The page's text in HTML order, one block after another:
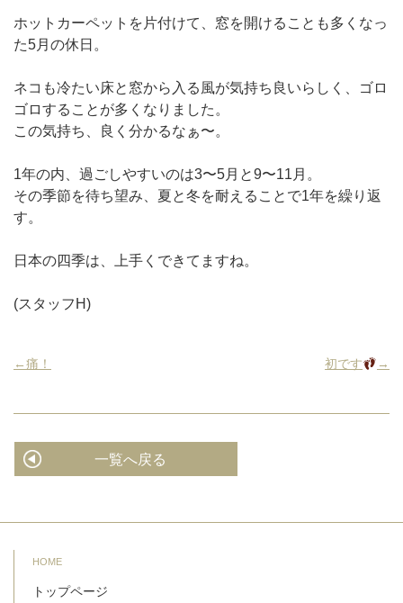
ホットカーペットを片付けて、窓を開けることも多くなっ
た5月の休日。
ネコも冷たい床と窓から入る風が気持ち良いらしく、ゴロ
ゴロすることが多くなりました。
この気持ち、良く分かるなぁ〜。
1年の内、過ごしやすいのは3〜5月と9〜11月。
その季節を待ち望み、夏と冬を耐えることで1年を繰り返
す。
日本の四季は、上手くできてますね。
(スタッフH)
←痛！ 初です →
一覧へ戻る
HOME
トップページ